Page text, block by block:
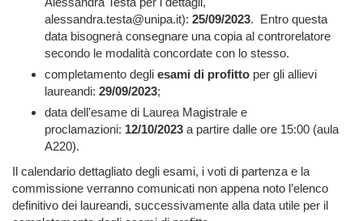
alessandra.testa@unipa.it): 25/09/2023. Entro questa
data bisognerà consegnare una copia al controrelatore
secondo le modalità concordate con lo stesso.
completamento degli esami di proﬁtto per gli allievi
laureandi: 29/09/2023;
data dell'esame di Laurea Magistrale e
proclamazioni: 12/10/2023 a partire dalle ore 15:00 (aula
A220).
Il calendario dettagliato degli esami, i voti di partenza e la
commissione verranno comunicati non appena noto l’elenco
definitivo dei laureandi, successivamente alla data utile per il